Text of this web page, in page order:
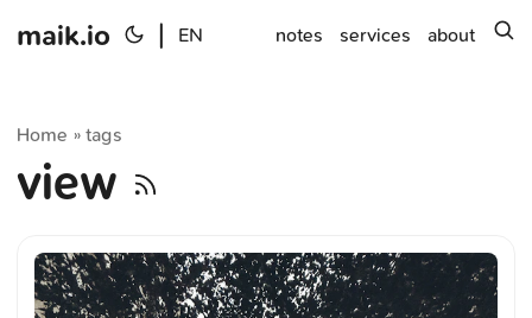
maik.io EN notes services about
Home »tags
view